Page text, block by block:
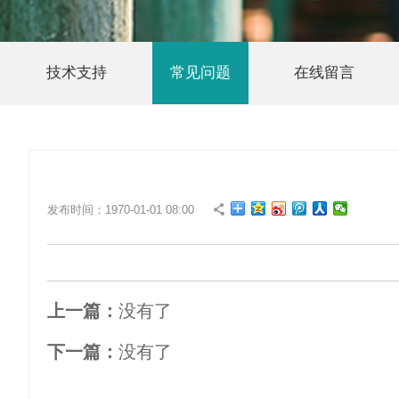
技术支持 常见问题 在线留言
发布时间：1970-01-01 08:00
上一篇： 没有了
下一篇： 没有了